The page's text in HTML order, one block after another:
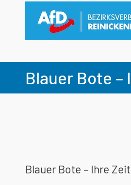
springen
Blauer Bote
Blauer Bote – Ihre